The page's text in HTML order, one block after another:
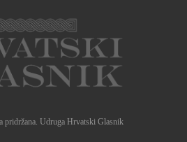
pridržana. Udruga Hrvatski Glasnik